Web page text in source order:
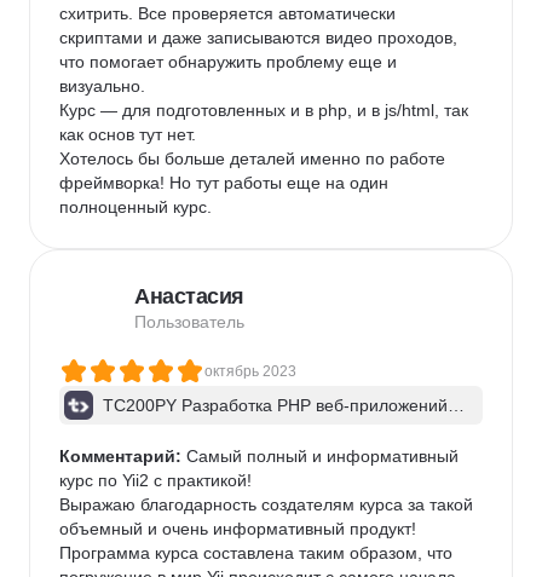
схитрить. Все проверяется автоматически
скриптами и даже записываются видео проходов,
что помогает обнаружить проблему еще и
визуально.
Курс — для подготовленных и в php, и в js/html, так
как основ тут нет.
Хотелось бы больше деталей именно по работе
фреймворка! Но тут работы еще на один
полноценный курс.
Анастасия
Пользователь
октябрь 2023
TC200PY Разработка PHP веб-приложений н
Комментарий: Самый полный и информативный
курс по Yii2 с практикой!
Выражаю благодарность создателям курса за такой
объемный и очень информативный продукт!
Программа курса составлена таким образом, что